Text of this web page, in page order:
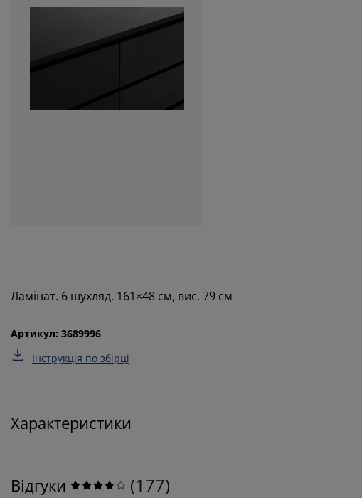
Ламінат. 6 шухляд. 161×48 см, вис. 79 см
Артикул: 3689996
Інструкція по збірці
Характеристики
Відгуки (177)